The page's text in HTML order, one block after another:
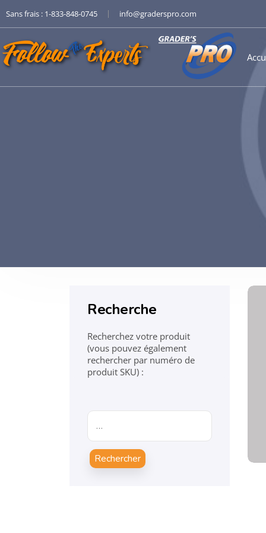
Sans frais : 1-833-848-0745 | info@graderspro.com
Recherche
Recherchez votre produit
(vous pouvez également
rechercher par numéro de
produit SKU) :
Rechercher